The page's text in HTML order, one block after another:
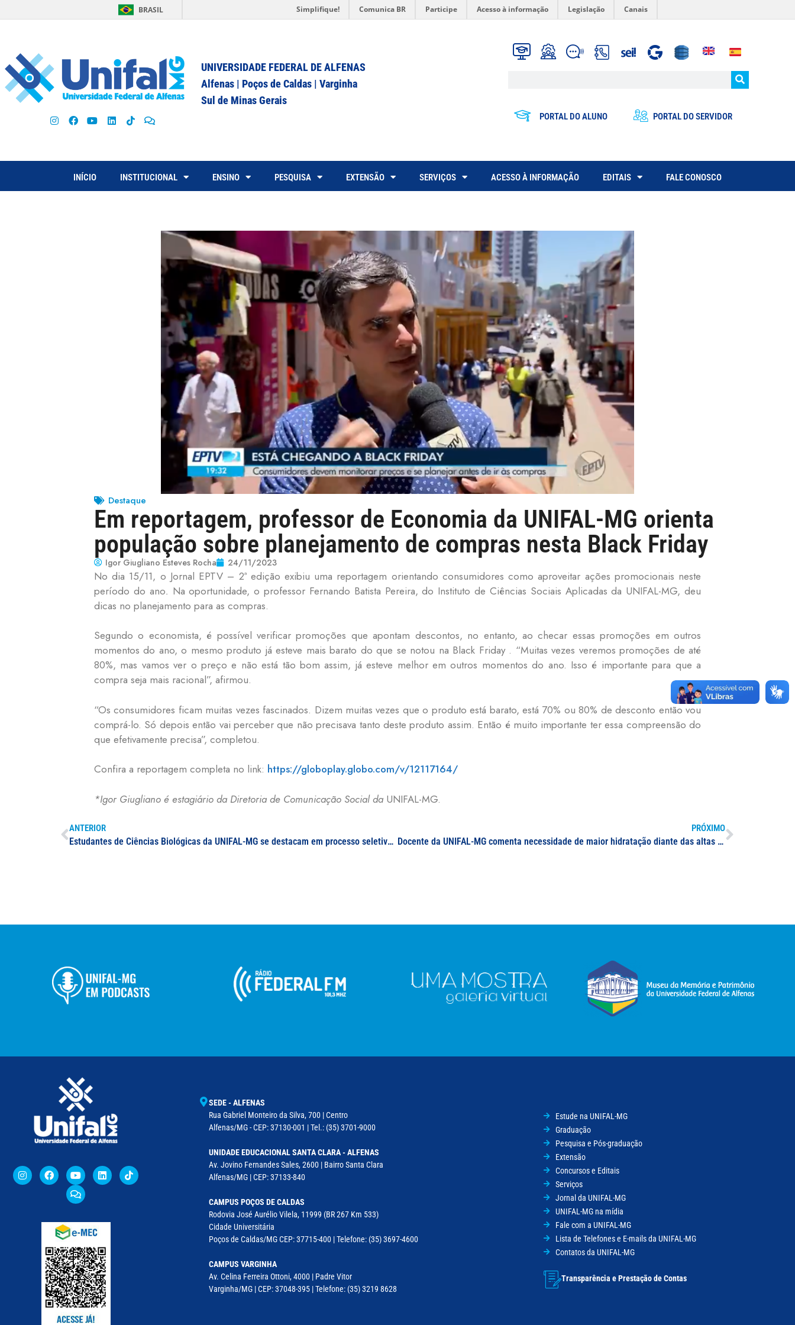
BRASIL Simplifique! Comunica BR Participe Acesso à informação Legislação Canais
UNIVERSIDADE FEDERAL DE ALFENAS
Alfenas | Poços de Caldas | Varginha
Sul de Minas Gerais
PORTAL DO ALUNO PORTAL DO SERVIDOR
INÍCIO INSTITUCIONAL ENSINO PESQUISA EXTENSÃO SERVIÇOS ACESSO À INFORMAÇÃO EDITAIS FALE CONOSCO
Destaque
Em reportagem, professor de Economia da UNIFAL-MG orienta
população sobre planejamento de compras nesta Black Friday
Igor Giugliano Esteves Rocha 24/11/2023
No dia 15/11, o Jornal EPTV – 2ª edição exibiu uma reportagem orientando consumidores como aproveitar ações promocionais neste
período do ano. Na oportunidade, o professor Fernando Batista Pereira, do Instituto de Ciências Sociais Aplicadas da UNIFAL-MG, deu
dicas no planejamento para as compras.
Segundo o economista, é possível verificar promoções que apontam descontos, no entanto, ao checar essas promoções em outros
momentos do ano, o mesmo produto já esteve mais barato do que se notou na Black Friday . “Muitas vezes veremos promoções de até
80%, mas vamos ver o preço e não está tão bom assim, já esteve melhor em outros momentos do ano. Isso é importante para que a
compra seja mais racional”, afirmou.
“Os consumidores ficam muitas vezes fascinados. Dizem muitas vezes que o produto está barato, está 70% ou 80% de desconto então vou
comprá-lo. Só depois então vai perceber que não precisava tanto deste produto assim. Então é muito importante ter essa compreensão do
que efetivamente precisa”, completou.
Confira a reportagem completa no link: https://globoplay.globo.com/v/12117164/
*Igor Giugliano é estagiário da Diretoria de Comunicação Social da UNIFAL-MG.
ANTERIOR
Estudantes de Ciências Biológicas da UNIFAL-MG se destacam em processo seletivo de projeto e programa com impacto nacional
PRÓXIMO
Docente da UNIFAL-MG comenta necessidade de maior hidratação diante das altas temperaturas apresentadas no sul de Minas
SEDE - ALFENAS
Rua Gabriel Monteiro da Silva, 700 | Centro
Alfenas/MG - CEP: 37130-001 | Tel.: (35) 3701-9000
UNIDADE EDUCACIONAL SANTA CLARA - ALFENAS
Av. Jovino Fernandes Sales, 2600 | Bairro Santa Clara
Alfenas/MG | CEP: 37133-840
CAMPUS POÇOS DE CALDAS
Rodovia José Aurélio Vilela, 11999 (BR 267 Km 533)
Cidade Universitária
Poços de Caldas/MG CEP: 37715-400 | Telefone: (35) 3697-4600
CAMPUS VARGINHA
Av. Celina Ferreira Ottoni, 4000 | Padre Vitor
Varginha/MG | CEP: 37048-395 | Telefone: (35) 3219 8628
Estude na UNIFAL-MG
Graduação
Pesquisa e Pós-graduação
Extensão
Concursos e Editais
Serviços
Jornal da UNIFAL-MG
UNIFAL-MG na mídia
Fale com a UNIFAL-MG
Lista de Telefones e E-mails da UNIFAL-MG
Contatos da UNIFAL-MG
Transparência e Prestação de Contas